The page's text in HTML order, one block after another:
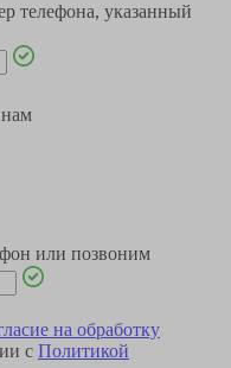
телефона, указанный
или позвоним
на обработку
с Политикой